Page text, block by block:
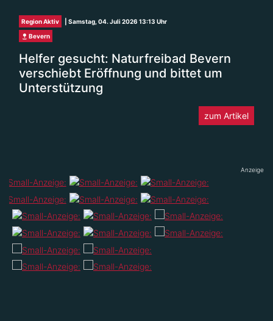
Region Aktiv
| Samstag, 04. Juli 2026 13:13 Uhr
Bevern
Helfer gesucht: Naturfreibad Bevern
verschiebt Eröffnung und bittet um
Unterstützung
zum Artikel
Anzeige